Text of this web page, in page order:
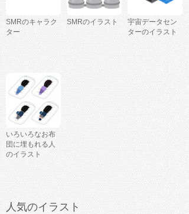
SMRのキャラク
ター
SMRのイラスト
宇宙データセン
ターのイラスト
いろいろなお布
団に埋もれる人
のイラスト
人気のイラスト